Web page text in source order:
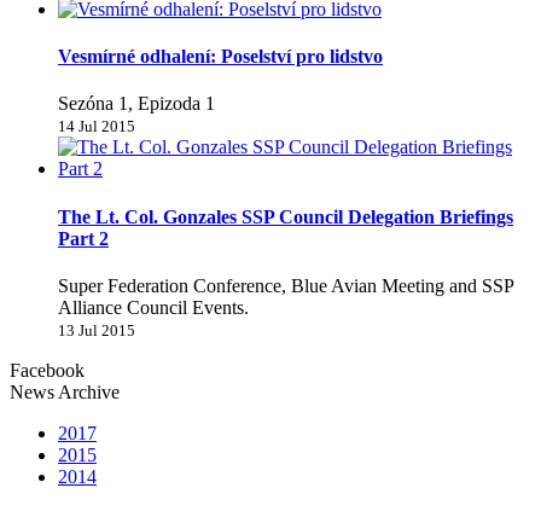
Vesmírné odhalení: Poselství pro lidstvo
Sezóna 1, Epizoda 1
14 Jul 2015
The Lt. Col. Gonzales SSP Council Delegation Briefings
Part 2
Super Federation Conference, Blue Avian Meeting and SSP
Alliance Council Events.
13 Jul 2015
Facebook
News Archive
2017
2015
2014